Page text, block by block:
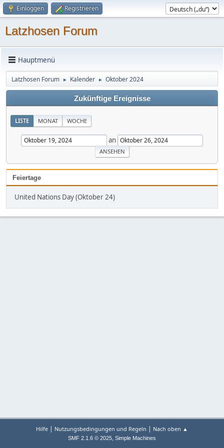
Einloggen Registrieren
Latzhosen Forum
Hauptmenü
Latzhosen Forum ► Kalender ► Oktober 2024
Zukünftige Ereignisse
LISTE MONAT WOCHE
an
Feiertage
United Nations Day (Oktober 24)
Hilfe | Nutzungsbedingungen und Regeln | Nach oben ▲
SMF 2.1.6 © 2025, Simple Machines